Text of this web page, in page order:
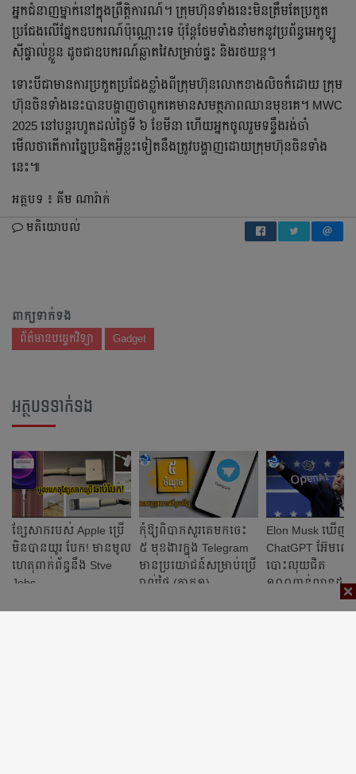
អ្នកជំនាញម្នាក់នៅក្នុងព្រឹត្តិការណ៍។ ក្រុមហ៊ុនទាំងនេះមិនត្រឹមតែប្រកួត
ប្រជែងលើផ្នែកឧបករណ៍ប៉ុណ្ណោះទេ ប៉ុន្តែថែមទាំងនាំមកនូវប្រព័ន្ធអេកូឡូ
ស៊ីផ្ទាល់ខ្លួន ដូចជាឧបករណ៍ឆ្លាតវៃសម្រាប់ផ្ទះ និងរថយន្ត។
ទោះបីជាមានការប្រកួតប្រជែងខ្លាំងពីក្រុមហ៊ុនលោកខាងលិចក៏ដោយ ក្រុម
ហ៊ុនចិនទាំងនេះបានបង្ហាញថាពួកគេមានសមត្ថភាពឈានមុខគេ។ MWC
2025 នៅបន្តរហូតដល់ថ្ងៃទី ៦ ខែមីនា ហើយអ្នកចូលរួមទន្ទឹងរង់ចាំ
មើលថាតើការច្នៃប្រឌិតអ្វីខ្លះទៀតនឹងត្រូវបង្ហាញដោយក្រុមហ៊ុនចិនទាំង
នេះ៕
អត្ថបទ ៖ គីម ណារ៉ាក់
មតិយោបល់
ពាក្យទាក់ទង
ព័ត៌មានបច្ចេកវិទ្យា Gadget
អត្ថបទទាក់ទង
ខ្សែសាករបស់ Apple ប្រើ
មិនបានយូរ បែក! មានមូល
ហេតុពាក់ព័ន្ធនឹង Stve
Jobs
កុំឱ្យពិបាកសួរគេមកចេះ
៥ មុខងារក្នុង Telegram
មានប្រយោជន៍សម្រាប់ប្រើ
រាល់ថ្ងៃ (ភាគ១)
Elon Musk ឃើញ
ChatGPT អ៊ែមពេក
បោះលុយជិត
១០០ពាន់លានដុល្ល
ដើម្បីទិញយកមកគ្